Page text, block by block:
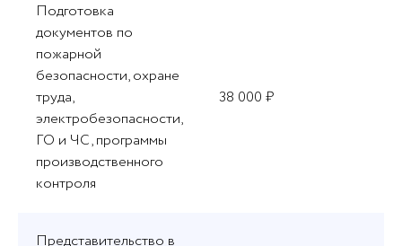
Подготовка
документов по
пожарной
безопасности, охране
труда,
электробезопасности,
ГО и ЧС, программы
производственного
контроля
38 000 ₽
Представительство в